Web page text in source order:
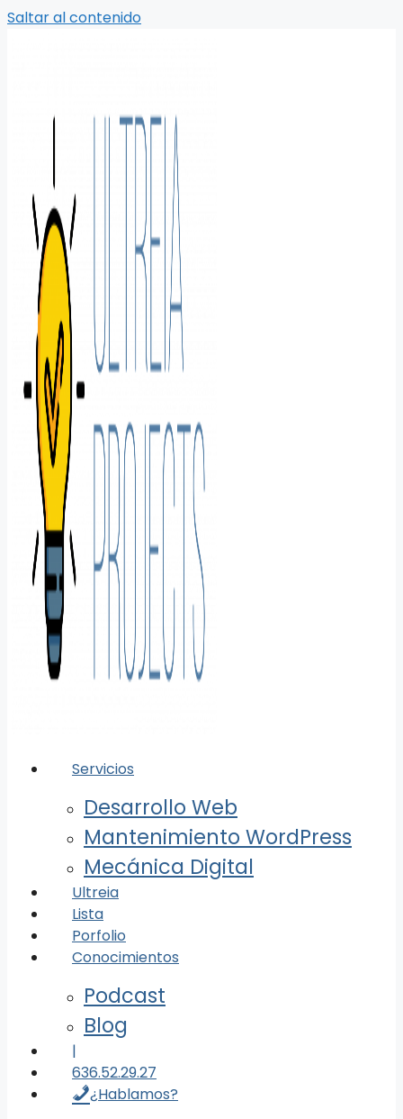
Saltar al contenido
Servicios
Desarrollo Web
Mantenimiento WordPress
Mecánica Digital
Ultreia
Lista
Porfolio
Conocimientos
Podcast
Blog
|
636.52.29.27
¿Hablamos?